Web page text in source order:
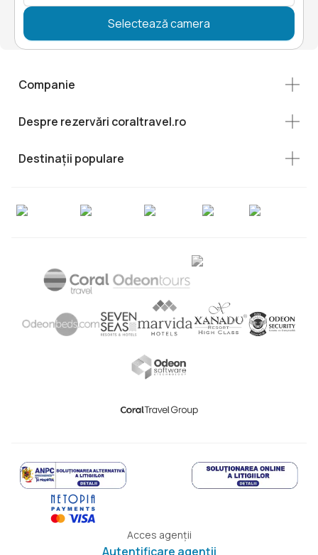
Selectează camera
Companie
Despre rezervări coraltravel.ro
Destinații populare
Acces agenții
Autentificare agenții